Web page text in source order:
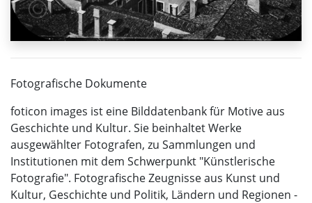
Fotografische Dokumente
foticon images ist eine Bilddatenbank für Motive aus
Geschichte und Kultur. Sie beinhaltet Werke
ausgewählter Fotografen, zu Sammlungen und
Institutionen mit dem Schwerpunkt "Künstlerische
Fotografie". Fotografische Zeugnisse aus Kunst und
Kultur, Geschichte und Politik, Ländern und Regionen -